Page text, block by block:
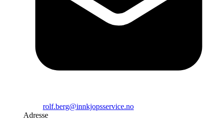
rolf.berg@innkjopsservice.no
Adresse